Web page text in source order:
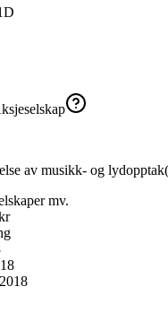
av musikk- og lydopptak(
mv.